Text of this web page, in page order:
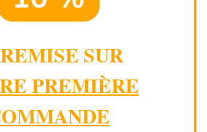
SUR
PREMIÈRE